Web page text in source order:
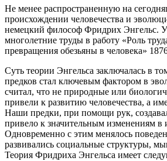
Не менее распространенную на
происхождении человечества и
немецкий философ Фридрих Энгельс.
многолетние труды в работу «Роль
превращения обезьяны в человека»
Суть теории Энгельса заключалась в
предков стал ключевым фактором в
считал, что не природные или
привели к развитию человечества, а
Наши предки, при помощи рук,
привело к значительным изменениям в
Одновременно с этим менялось
развивались социальные структуры,
Теория Фридриха Энгельса имеет